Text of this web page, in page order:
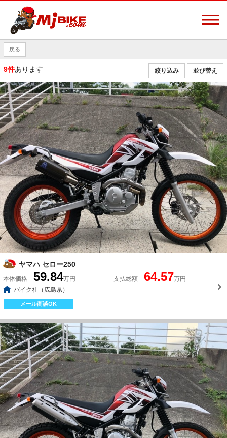
戻る
9件あります 並び替え
絞り込み
ヤマハ セロー250
本体価格 59.84万円 支払総額 64.57万円
バイク社（広島県）
メール商談OK